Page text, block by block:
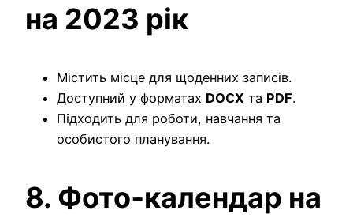
на 2023 рік
Містить місце для щоденних записів.
Доступний у форматах DOCX та PDF.
Підходить для роботи, навчання та
особистого планування.
8. Фото‑календар на